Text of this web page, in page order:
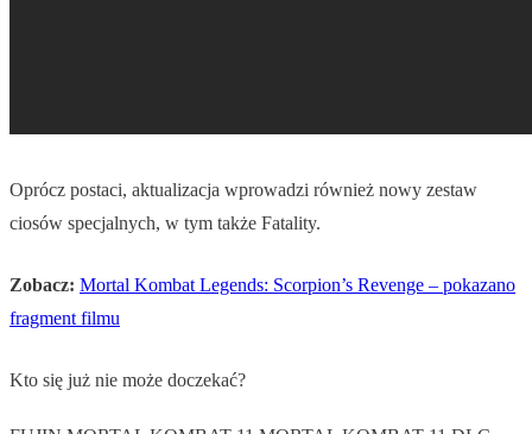
Oprócz postaci, aktualizacja wprowadzi również nowy zestaw
ciosów specjalnych, w tym także Fatality.
Zobacz: Mortal Kombat Legends: Scorpion’s Revenge – pokazano
fragment filmu
Kto się już nie może doczekać?